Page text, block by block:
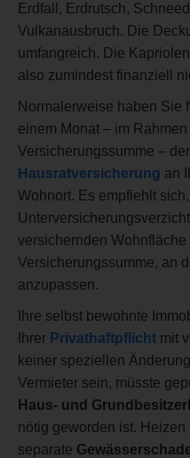
Erdfall, Erdrutsch,
Vulkanausbruch. Die
umfangreich. Die
also zumindest finanziell
Normalerweise haben Sie
einem Monat – im
Versicherungssumme –
Hausratversicherung an
Wohnort. Es empfiehlt
versichernden
Versicherungssumme, an
anzupassen.
Ihre selbst bewohnte
Ihrer Privathaftpflicht mit
keiner speziellen
Vermieter sein, müsste
Haus- und
nötig geworden ist.
separate